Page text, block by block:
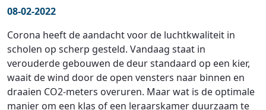
08-02-2022
Corona heeft de aandacht voor de luchtkwaliteit in
scholen op scherp gesteld. Vandaag staat in
verouderde gebouwen de deur standaard op een kier,
waait de wind door de open vensters naar binnen en
draaien CO2-meters overuren. Maar wat is de optimale
manier om een klas of een leraarskamer duurzaam te